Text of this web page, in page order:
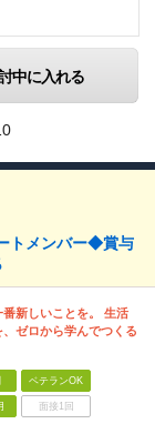
中に入れる
トメンバー◆賞与
新しいことを。 生活
ゼロから学んでつくる
ベテランOK
面接1回